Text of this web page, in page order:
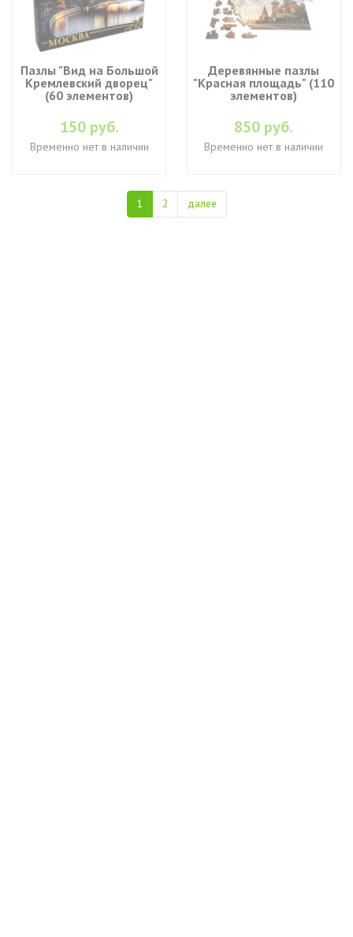
Пазлы "Вид на Большой
Кремлевский дворец"
(60 элементов)
150 руб.
Временно нет в наличии
Деревянные пазлы
"Красная площадь" (110
элементов)
850 руб.
Временно нет в наличии
1 2 далее